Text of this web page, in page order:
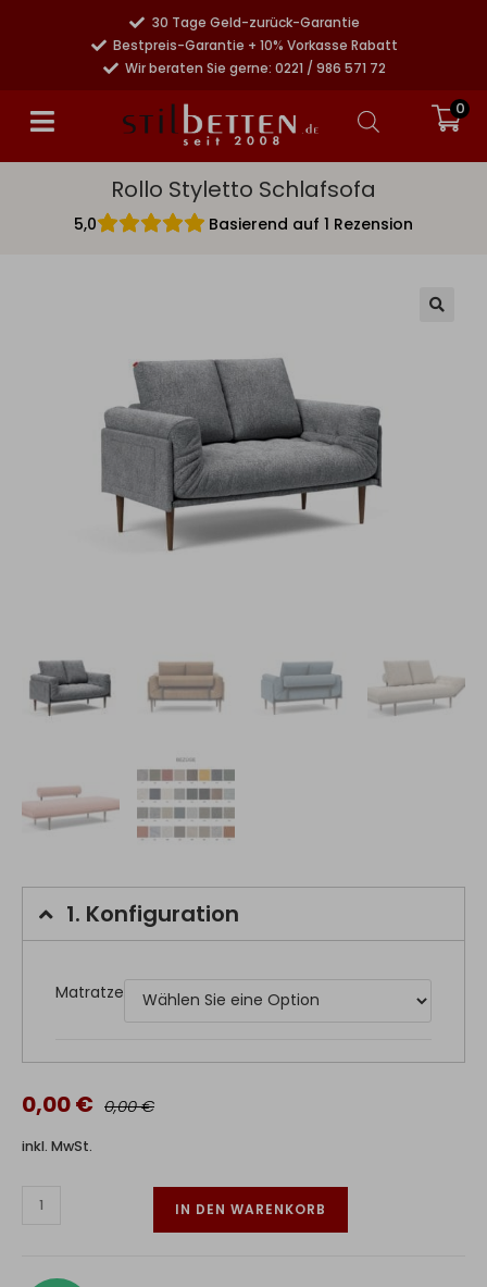
30 Tage Geld-zurück-Garantie
Bestpreis-Garantie + 10% Vorkasse Rabatt
Wir beraten Sie gerne: 0221 / 986 571 72
0
Rollo Styletto Schlafsofa
5,0 Basierend auf 1 Rezension
1. Konfiguration
Matratze
0,00 € 0,00 €
inkl. MwSt.
IN DEN WARENKORB